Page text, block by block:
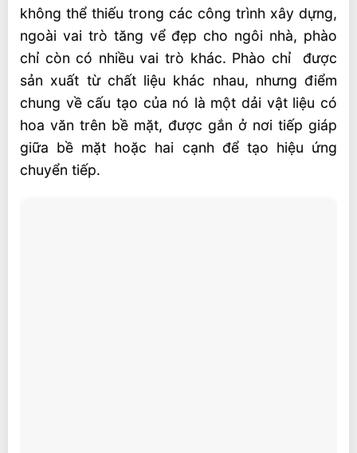
không thể thiếu trong các công trình xây dựng,
ngoài vai trò tăng vể đẹp cho ngôi nhà, phào
chỉ còn có nhiều vai trò khác. Phào chỉ được
sản xuất từ chất liệu khác nhau, nhưng điểm
chung về cấu tạo của nó là một dải vật liệu có
hoa văn trên bề mặt, được gắn ở nơi tiếp giáp
giữa bề mặt hoặc hai cạnh để tạo hiệu ứng
chuyển tiếp.